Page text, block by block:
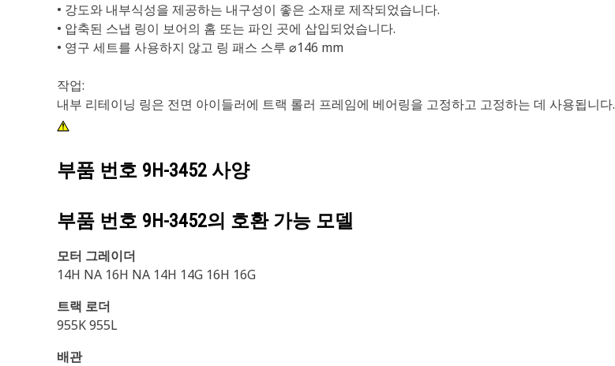
• 강도와 내부식성을 제공하는 내구성이 좋은 소재로 제작되었습니다.
• 압축된 스냅 링이 보어의 홈 또는 파인 곳에 삽입되었습니다.
• 영구 세트를 사용하지 않고 링 패스 스루 ⌀146 mm
작업:
내부 리테이닝 링은 전면 아이들러에 트랙 롤러 프레임에 베어링을 고정하고 고정하는 데 사용됩니다.
부품 번호 9H-3452 사양
부품 번호 9H-3452의 호환 가능 모델
모터 그레이더
14H NA 16H NA 14H 14G 16H 16G
트랙 로더
955K 955L
배관